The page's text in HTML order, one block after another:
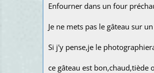
Enfourner dans un four
Je ne mets pas le gâteau sur
Si j'y pense,je le
ce gâteau est bon,chaud,tiède